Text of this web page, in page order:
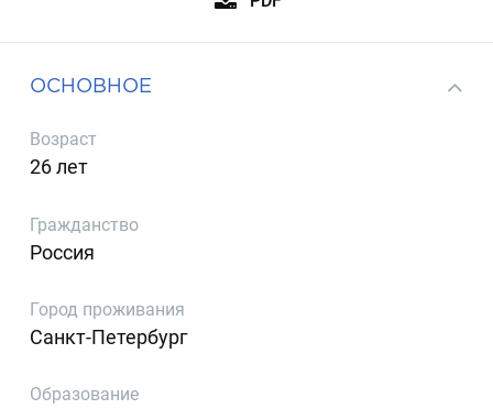
ОСНОВНОЕ
Возраст
26 лет
Гражданство
Россия
Город проживания
Санкт-Петербург
Образование